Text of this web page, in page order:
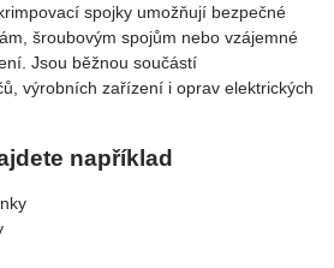
spojky umožňují bezpečné
šroubovým spojům nebo vzájemné
Jsou běžnou součástí
výrobních zařízení i oprav elektrických
například